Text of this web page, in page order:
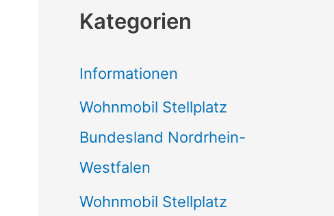
h
n
a
c
h
Kategorien
Informationen
Wohnmobil Stellplatz
Bundesland Nordrhein-
Westfalen
Wohnmobil Stellplatz